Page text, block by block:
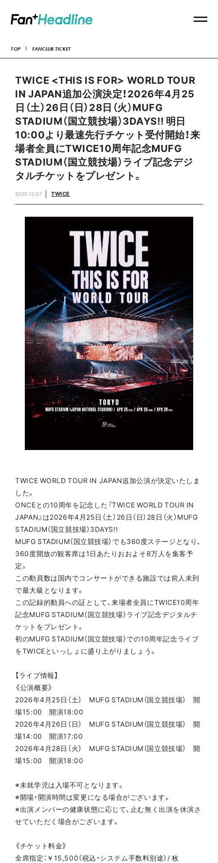
TOP FANCLUB TICKET
TWICE <THIS IS FOR> WORLD TOUR
IN JAPAN追加公演決定！2026年4月25
日（土）26日（日）28日（火）MUFG
STADIUM（国立競技場）3DAYS!! 明日
10:00より最速先行チケット受付開始！来
場者全員にTWICE10周年記念MUFG
STADIUM（国立競技場）ライブ記念デジ
タルチケットをプレゼント。
2025.12.07 TWICE
TWICE WORLD TOUR IN JAPAN追加公演が決定いたしま
した。
ONCEとの10周年を記念した『TWICE WORLD TOUR IN
JAPAN』は2026年4月25日（土）26日（日）28日（火）MUFG
STADIUM（国立競技場）3DAYS!!
MUFG STADIUM（国立競技場）でも360度ステージとなり、
360度開放の観客席は1日あたりおおよそ8万人を集客予
定。
この動員数は国内でコンサートができる施設では前人未到
で最大級となります。
この記録的動員への証として、来場者全員にTWICE10周年
記念MUFG STADIUM（国立競技場）ライブ記念デジタルチ
ケットをプレゼント。
初のMUFG STADIUM（国立競技場）での10周年記念ライブ
をTWICEといっしょに盛り上がりましょう。
【ライブ情報】
《公演概要》
2026年4月25日（土） MUFG STADIUM（国立競技場） 開
場15:00 開演18:00
2026年4月26日（日） MUFG STADIUM（国立競技場） 開
場14:00 開演17:00
2026年4月28日（火） MUFG STADIUM（国立競技場） 開
場15:00 開演18:00
※未就学児は入場不可となります。
※開場・開演時間は変更になる場合がございます。
※出演メンバーの健康状態に応じて、止む無く出演を休演さ
せていただく場合がございます。
《チケット料金》
全席指定：￥15,500（税込・システム手数料別途）/ 枚